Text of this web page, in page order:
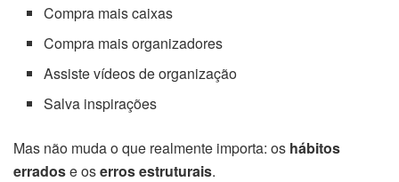
Compra mais caixas
Compra mais organizadores
Assiste vídeos de organização
Salva inspirações
Mas não muda o que realmente importa: os hábitos
erradose oserros estruturais.